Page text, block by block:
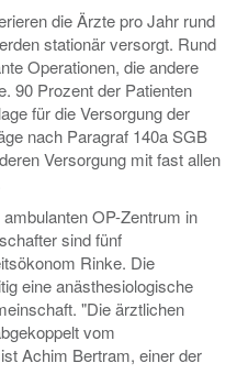
die Ärzte pro Jahr rund
stationär versorgt. Rund
Operationen, die andere
90 Prozent der Patienten
für die Versorgung der
nach Paragraf 140a SGB
Versorgung mit fast allen
OP-Zentrum in
sind fünf
Rinke. Die
eine anästhesiologische
"Die ärztlichen
vom
Achim Bertram, einer der